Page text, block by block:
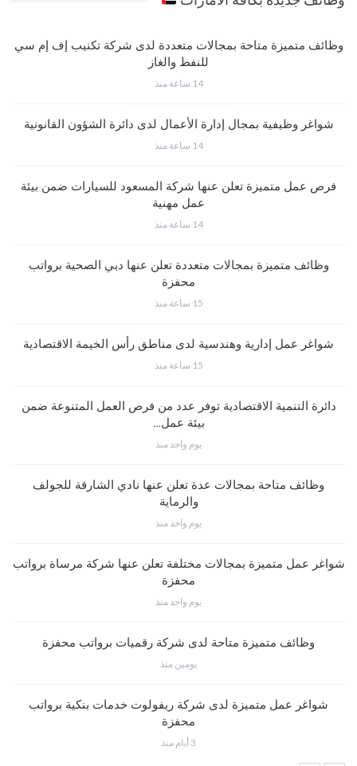
وظائف متميزة متاحة بمجالات متعددة لدى شركة تكنيب إف إم سي
للنفط والغاز
14 ساعة منذ
شواغر وظيفية بمجال إدارة الأعمال لدى دائرة الشؤون القانونية
14 ساعة منذ
فرص عمل متميزة تعلن عنها شركة المسعود للسيارات ضمن بيئة
عمل مهنية
14 ساعة منذ
وظائف متميزة بمجالات متعددة تعلن عنها دبي الصحية برواتب
محفزة
15 ساعة منذ
شواغر عمل إدارية وهندسية لدى مناطق رأس الخيمة الاقتصادية
15 ساعة منذ
دائرة التنمية الاقتصادية توفر عدد من فرص العمل المتنوعة ضمن
بيئة عمل…
يوم واحد منذ
وظائف متاحة بمجالات عدة تعلن عنها نادي الشارقة للجولف
والرماية
يوم واحد منذ
شواغر عمل متميزة بمجالات مختلفة تعلن عنها شركة مرساة برواتب
محفزة
يوم واحد منذ
وظائف متميزة متاحة لدى شركة رقميات برواتب محفزة
يومين منذ
شواغر عمل متميزة لدى شركة ريفولوت خدمات بنكية برواتب
محفزة
3 أيام منذ